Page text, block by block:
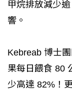
甲烷排放減少
響。
Kebreab 博士
果每日餵食 80
少高達 82%！